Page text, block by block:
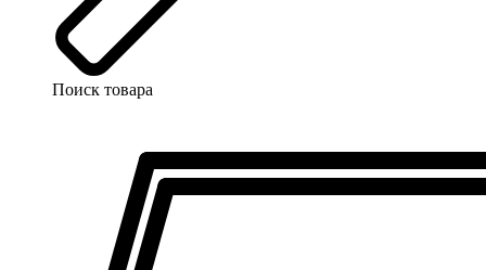
Поиск товара